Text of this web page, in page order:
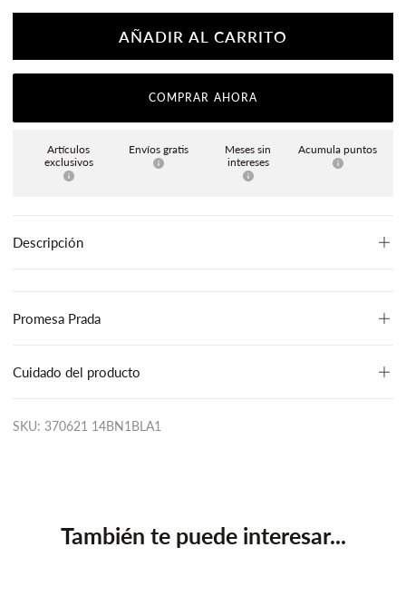
AÑADIR AL CARRITO
COMPRAR AHORA
Artículos
exclusivos
Envíos gratis
Meses sin
intereses
Acumula puntos
Descripción
Promesa Prada
Cuidado del producto
SKU: 370621 14BN1BLA1
También te puede interesar...